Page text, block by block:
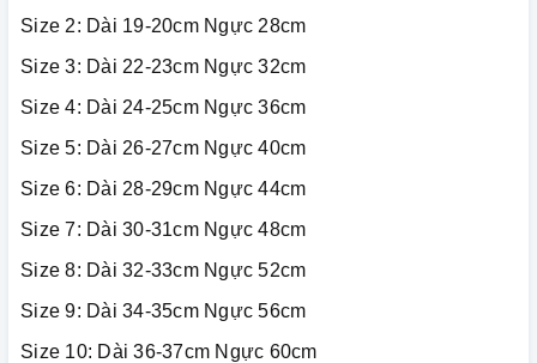
Size 2: Dài 19-20cm Ngực 28cm
Size 3: Dài 22-23cm Ngực 32cm
Size 4: Dài 24-25cm Ngực 36cm
Size 5: Dài 26-27cm Ngực 40cm
Size 6: Dài 28-29cm Ngực 44cm
Size 7: Dài 30-31cm Ngực 48cm
Size 8: Dài 32-33cm Ngực 52cm
Size 9: Dài 34-35cm Ngực 56cm
Size 10: Dài 36-37cm Ngực 60cm